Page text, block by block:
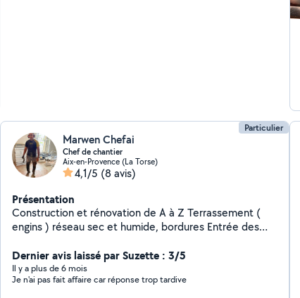
Particulier
Marwen Chefai
Chef de chantier
Aix-en-Provence (La Torse)
4,1/5 (8 avis)
Présentation
Construction et rénovation de A à Z Terrassement (
engins ) réseau sec et humide, bordures Entrée des
Dernier avis laissé par Suzette : 3/5
Il y a plus de 6 mois
Je n'ai pas fait affaire car réponse trop tardive